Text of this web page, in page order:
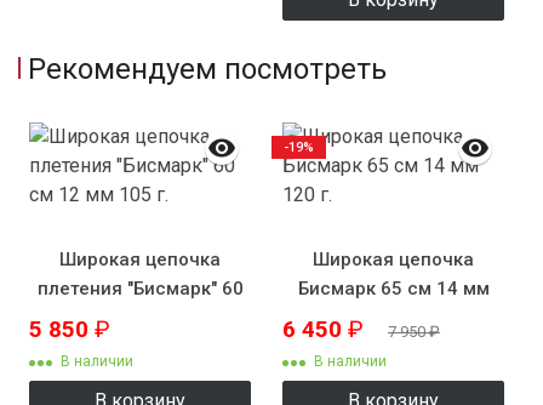
Рекомендуем посмотреть
Широкая цепочка
плетения "Бисмарк" 60
см 12 мм 105 г.
5 850 ₽
В наличии
Широкая цепочка
Бисмарк 65 см 14 мм
6 450 ₽ 7 950₽
В наличии
-19%